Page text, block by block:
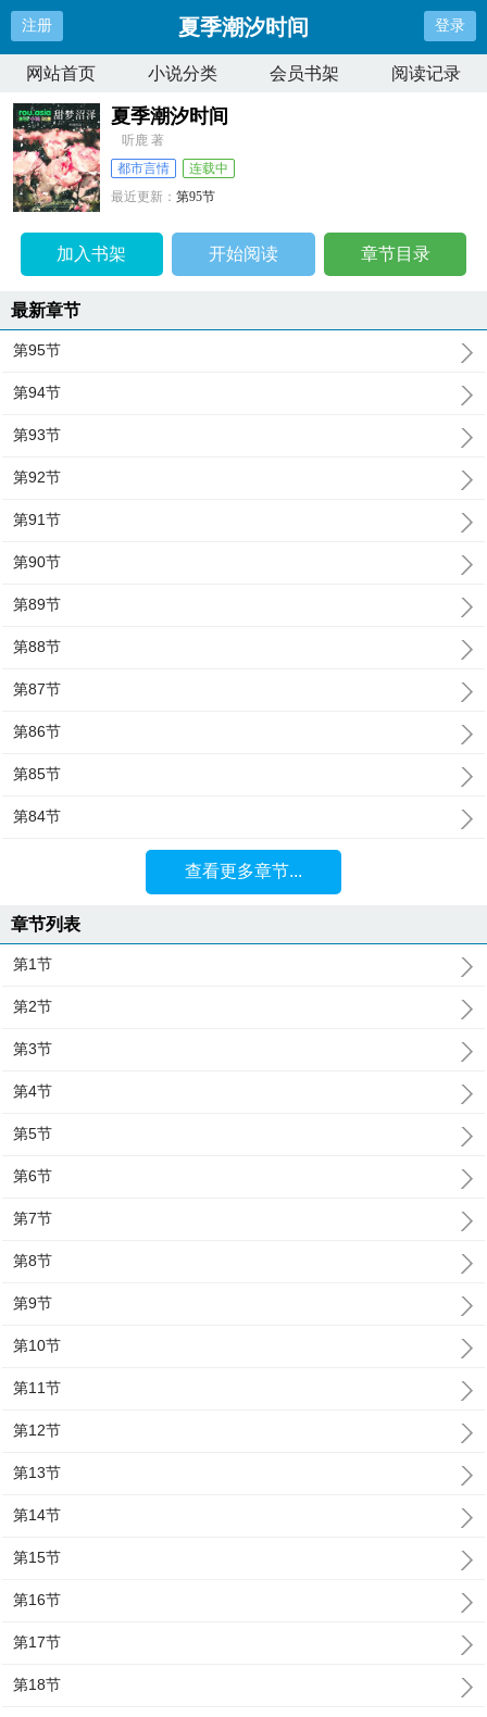
注册 夏季潮汐时间 登录
网站首页 小说分类 会员书架 阅读记录
夏季潮汐时间
听鹿 著
都市言情
连载中
最近更新：第95节
加入书架 开始阅读 章节目录
最新章节
第95节
第94节
第93节
第92节
第91节
第90节
第89节
第88节
第87节
第86节
第85节
第84节
查看更多章节...
章节列表
第1节
第2节
第3节
第4节
第5节
第6节
第7节
第8节
第9节
第10节
第11节
第12节
第13节
第14节
第15节
第16节
第17节
第18节